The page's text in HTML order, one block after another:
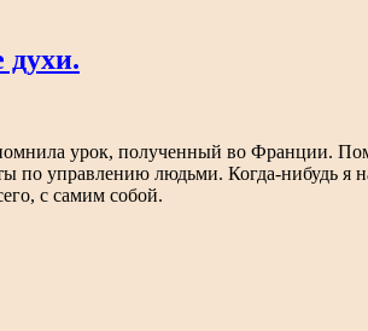
урок, полученный во Франции.
по управлению людьми. Когда-нибудь
с самим собой.